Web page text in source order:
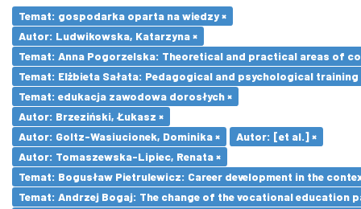
Temat: gospodarka oparta na wiedzy ×
Autor: Ludwikowska, Katarzyna ×
Temat: Anna Pogorzelska: Theoretical and practical areas of
Temat: Elżbieta Sałata: Pedagogical and psychological
Temat: edukacja zawodowa dorosłych ×
Autor: Brzeziński, Łukasz ×
Autor: Goltz-Wasiucionek, Dominika ×
Autor: [et al.] ×
Autor: Tomaszewska-Lipiec, Renata ×
Temat: Bogusław Pietrulewicz: Career development in the
Temat: Andrzej Bogaj: The change of the vocational education